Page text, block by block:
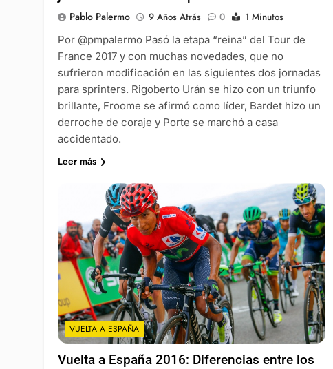
Pablo Palermo 9 Años Atrás 0
1 Minutos
Por @pmpalermo Pasó la etapa “reina” del Tour de
France 2017 y con muchas novedades, que no
sufrieron modificación en las siguientes dos jornadas
para sprinters. Rigoberto Urán se hizo con un triunfo
brillante, Froome se afirmó como líder, Bardet hizo un
derroche de coraje y Porte se marchó a casa
accidentado.
Leer más
VUELTA A ESPAÑA
Vuelta a España 2016: Diferencias entre los